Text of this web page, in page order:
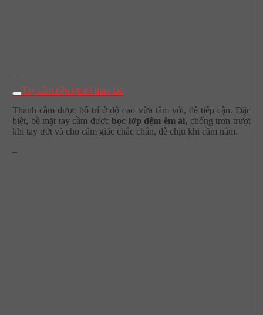
–
Tay cầm tiện lợi dễ thao tác
Thanh cầm được bố trí ở độ cao vừa tầm với, dễ tiếp cận. Đặc
biệt, bề mặt tay cầm đượcbọc lớp đệm êm ái, chống trơn trượt
khi tay ướt và cho cảm giác chắc chắn, dễ chịu khi cầm nắm.
–